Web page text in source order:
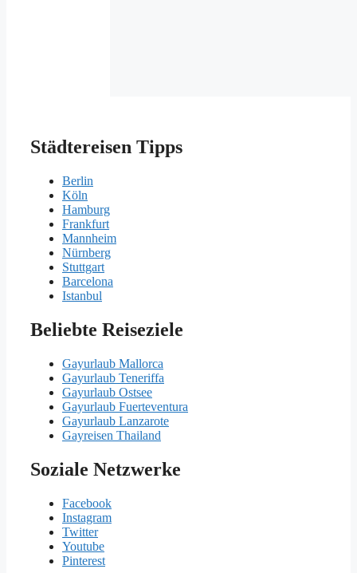
Städtereisen Tipps
Berlin
Köln
Hamburg
Frankfurt
Mannheim
Nürnberg
Stuttgart
Barcelona
Istanbul
Beliebte Reiseziele
Gayurlaub Mallorca
Gayurlaub Teneriffa
Gayurlaub Ostsee
Gayurlaub Fuerteventura
Gayurlaub Lanzarote
Gayreisen Thailand
Soziale Netzwerke
Facebook
Instagram
Twitter
Youtube
Pinterest